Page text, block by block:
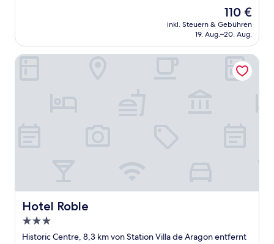
Bewertungen)
Der
Preis
beträgt
110 €
inkl. Steuern & Gebühren
19. Aug.–20. Aug.
Hotel Roble
Hotel Roble
3.0-
Sterne-
Historic Centre, 8,3 km von Station Villa de Aragon entfernt
Hotel Roble